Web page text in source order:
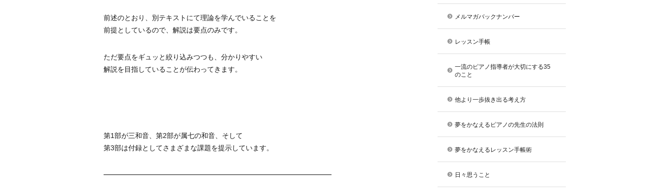
前述のとおり、別テキストにて理論を学んでいることを
前提としているので、解説は要点のみです。
ただ要点をギュッと絞り込みつつも、分かりやすい
解説を目指していることが伝わってきます。
第1部が三和音、第2部が属七の和音、そして
第3部は付録としてさまざまな課題を提示しています。
━━━━━━━━━━━━━━━━━━━━━━━━━━━━━━━━━
メルマガバックナンバー
レッスン手帳
一流のピアノ指導者が大切にする35
のこと
他より一歩抜き出る考え方
夢をかなえるピアノの先生の法則
夢をかなえるレッスン手帳術
日々思うこと